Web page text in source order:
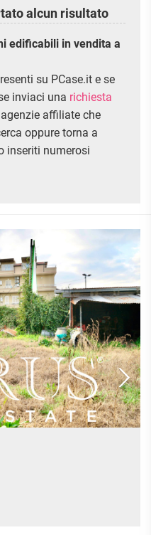
VICINO ALLA
CON GIARDINO
A SCHIERA
RICERCHE
FREQUENTI
APPARTAMENTI
ARREDATI
APPARTAMENTI
PIANO
TERRA
APPARTAMENTI
PIANO
ALTO
alcun risultato
edificabili in vendita a
su PCase.it e se
inviaci una richiesta
affiliate che
oppure torna a
inseriti numerosi